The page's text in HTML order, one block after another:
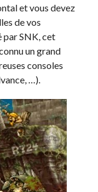
et vous devez
de vos
par SNK, cet
un grand
consoles
…).